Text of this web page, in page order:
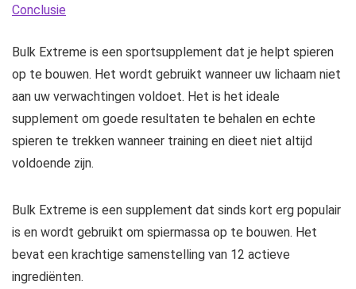
Conclusie
Bulk Extreme is een sportsupplement dat je helpt spieren
op te bouwen. Het wordt gebruikt wanneer uw lichaam niet
aan uw verwachtingen voldoet. Het is het ideale
supplement om goede resultaten te behalen en echte
spieren te trekken wanneer training en dieet niet altijd
voldoende zijn.
Bulk Extreme is een supplement dat sinds kort erg populair
is en wordt gebruikt om spiermassa op te bouwen. Het
bevat een krachtige samenstelling van 12 actieve
ingrediënten.